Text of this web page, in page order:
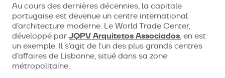
Au cours des dernières décennies, la capitale
portugaise est devenue un centre international
d’architecture moderne. Le World Trade Center,
développé parJQPV Arquitetos Associados, en est
un exemple. Il s’agit de l’un des plus grands centres
d’affaires de Lisbonne, situé dans sa zone
métropolitaine.